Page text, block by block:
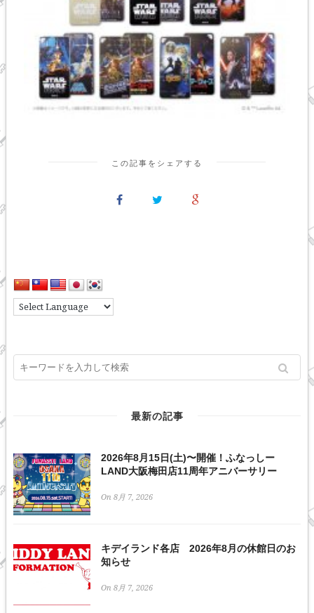
この記事をシェアする
最新の記事
2026年8月15日(土)〜開催！ふなっしー
LAND大阪梅田店11周年アニバーサリー
On 8月 7, 2026
キデイランド各店 2026年8月の休館日のお
知らせ
On 8月 7, 2026